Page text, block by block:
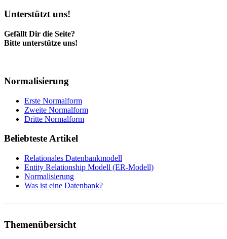
Unterstützt uns!
Gefällt Dir die Seite?
Bitte unterstütze uns!
Normalisierung
Erste Normalform
Zweite Normalform
Dritte Normalform
Beliebteste Artikel
Relationales Datenbankmodell
Entity Relationship Modell (ER-Modell)
Normalisierung
Was ist eine Datenbank?
Themenübersicht